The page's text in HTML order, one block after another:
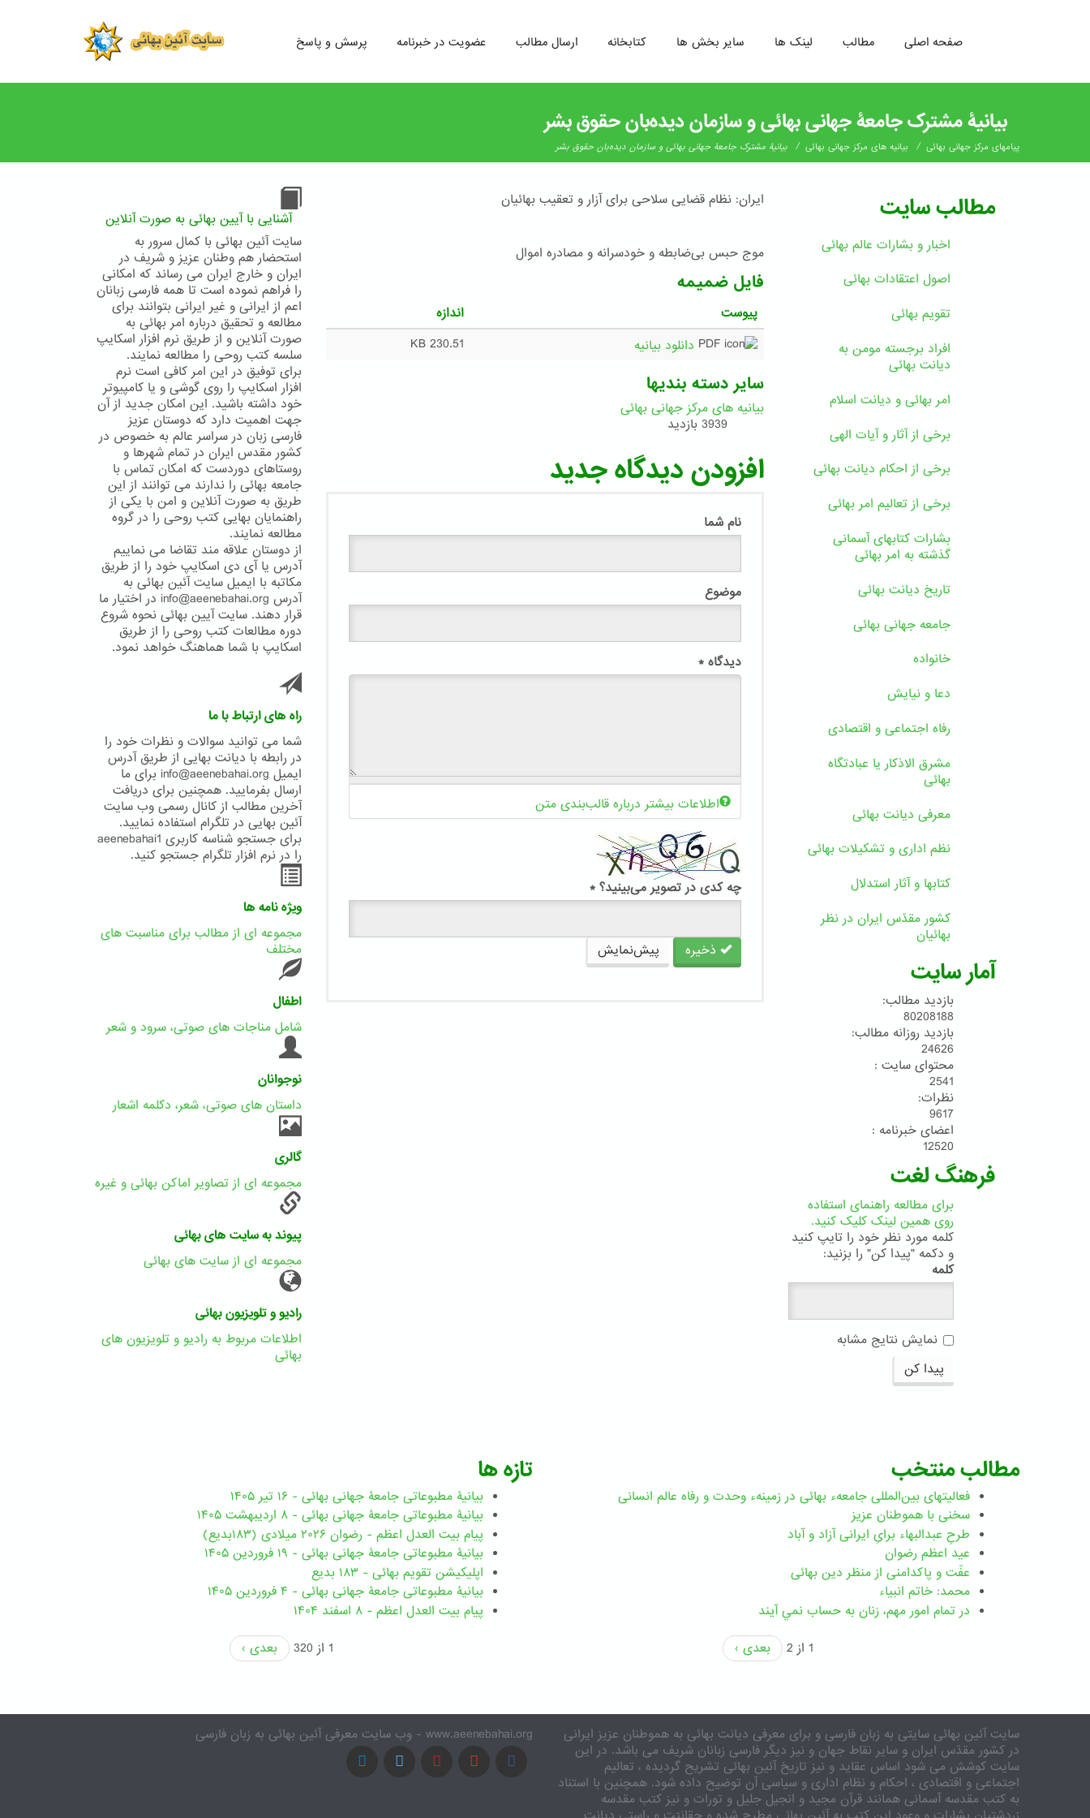
رفتن
پرسش و پاسخ عضویت در خبرنامه ارسال مطالب کتابخانه سایر بخش ها لینک ها مطالب صفحه اصلی
بیانیۀ مشترک جامعۀ جهانی بهائی و سازمان دیده‌بان حقوق بشر
پیامهای مرکز جهانی بهائی / بیانیه های مرکز جهانی بهائی / بیانیۀ مشترک جامعۀ جهانی بهائی و سازمان دیده‌بان حقوق بشر
ایران: نظام قضایی سلاحی برای آزار و تعقیب بهائیان
موج حبس بی‌ضابطه و خودسرانه و مصادره اموال
فایل ضمیمه
پیوست
اندازه
دانلود بیانیه
230.51 KB
سایر دسته بندیها
بیانیه های مرکز جهانی بهائی
3939 بازدید
افزودن دیدگاه جدید
نام شما
موضوع
دیدگاه *
اطلاعات بیشتر درباره قالب‌بندی متن
چه کدی در تصویر می‌بینید؟ *
ذخیره پیش‌نمایش
آشنایی با آیین بهائی به صورت آنلاین
سایت آئین بهائی با کمال سرور به
استحضار هم وطنان عزیز و شریف در
ایران و خارج ایران می رساند که امکانی
را فراهم نموده است تا همه فارسی زبانان
اعم از ایرانی و غیر ایرانی بتوانند برای
مطالعه و تحقیق درباره امر بهائی به
صورت آنلاین و از طریق نرم افزار اسکایپ
سلسه کتب روحی را مطالعه نمایند.
برای توفیق در این امر کافی است نرم
افزار اسکایپ را روی گوشی و یا کامپیوتر
خود داشته باشید. این امکان جدید از آن
جهت اهمیت دارد که دوستان عزیز
فارسی زبان در سراسر عالم به خصوص در
کشور مقدس ایران در تمام شهرها و
روستاهای دوردست که امکان تماس با
جامعه بهائی را ندارند می توانند از این
طریق به صورت آنلاین و امن با یکی از
راهنمایان بهایی کتب روحی را در گروه
مطالعه نمایند.
از دوستان علاقه مند تقاضا می نماییم
آدرس یا آی دی اسکایپ خود را از طریق
مکاتبه با ایمیل سایت آئین بهائی به
آدرس info@aeenebahai.org در اختیار ما
قرار دهند. سایت آیین بهائی نحوه شروع
دوره مطالعات کتب روحی را از طریق
اسکایپ با شما هماهنگ خواهد نمود.
راه های ارتباط با ما
شما می توانید سوالات و نظرات خود را
در رابطه با دیانت بهایی از طریق آدرس
ایمیل info@aeenebahai.org برای ما
ارسال بفرمایید. همچنین برای دریافت
آخرین مطالب از کانال رسمی وب سایت
آئین بهایی در تلگرام استفاده نمایید.
برای جستجو شناسه کاربری aeenebahai1
را در نرم افزار تلگرام جستجو کنید.
ویژه نامه ها
مجموعه ای از مطالب برای مناسبت های
مختلف
اطفال
شامل مناجات های صوتی، سرود و شعر
نوجوانان
داستان های صوتی، شعر، دکلمه اشعار
گالری
مجموعه ای از تصاویر اماکن بهائی و غیره
پیوند به سایت های بهائی
مجموعه ای از سایت های بهائی
رادیو و تلویزیون بهائی
اطلاعات مربوط به رادیو و تلویزیون های
بهائی
مطالب سایت
اخبار و بشارات عالم بهائى
اصول اعتقادات بهائی
تقویم بهائی
افراد برجسته مومن به
دیانت بهائی
امر بهائی و دیانت اسلام
برخی از آثار و آیات الهی
برخی از احکام دیانت بهائی
برخی از تعالیم امر بهائی
بشارات کتابهای آسمانی
گذشته به امر بهائی
تاریخ دیانت بهائی
جامعه جهانی بهائی
خانواده
دعا و نیایش
رفاه اجتماعی و اقتصادی
مشرق الاذکار یا عبادتگاه
بهائی
معرفی دیانت بهائی
نظم اداری و تشکیلات بهائی
کتابها و آثار استدلال
کشور مقدّس ایران در نظر
بهائیان
آمار سایت
بازدید مطالب:
80208188
بازدید روزانه مطالب:
24626
محتوای سایت :
2541
نظرات:
9617
اعضای خبرنامه :
12520
فرهنگ لغت
برای مطالعه راهنمای استفاده
روی همین لینک کلیک کنید.
کلمه مورد نظر خود را تایپ کنید
و دکمه "پیدا کن" را بزنید:
کلمه
نمایش نتایج مشابه
پیدا کن
تازه ها
بیانیۀ مطبوعاتی جامعۀ جهانی بهائی - ۱۶ تیر ۱۴۰۵
بیانیۀ مطبوعاتی جامعۀ جهانی بهائی - ۸ اردیبهشت ۱۴۰۵
پیام بیت العدل اعظم - رضوان ۲۰۲۶ میلادی (۱۸۳بدیع)
بیانیۀ مطبوعاتی جامعۀ جهانی بهائی - ۱۹ فروردین ۱۴۰۵
اپلیکیشن تقویم بهائی - ۱۸۳ بدیع
بیانیۀ مطبوعاتی جامعۀ جهانی بهائی - ۴ فروردین ۱۴۰۵
پیام بیت العدل اعظم - ۸ اسفند ۱۴۰۴
1 از 320
بعدی ›
مطالب منتخب
فعالیتهای بین‌المللی جامعهء بهائی در زمینهء وحدت و رفاه عالم انسانی
سخنی با هموطنان عزیز
طرحِ عبدالبهاء برایِ ایرانی آزاد و آباد
عید اعظم رضوان
عفّت و پاکدامنی از منظر دین بهائی
محمد: خاتم انبیاء
در تمام امور مهم،‌ زنان به حساب نمي آيند
1 از 2
بعدی ›
www.aeenebahai.org - وب سایت معرفی آئین بهائی به زبان فارسی
سایت آئین بهائی سایتی به زبان فارسی و برای معرفی دیانت بهائی به هموطنان عزیز ایرانی
در کشور مقدّس ایران و سایر نقاط جهان و نیز دیگر فارسی زبانان شریف می باشد. در این
سایت کوشش می شود اساس عقاید و نیز تاریخ آئین بهائی تشریح گردیده ، تعالیم
اجتماعی و اقتصادی ، احکام و نظام اداری و سیاسی آن توضیح داده شود. همچنین با استناد
به کتب مقدسه آسمانی همانند قرآن مجید و انجیل جلیل و تورات و نیز کتب مقدسه